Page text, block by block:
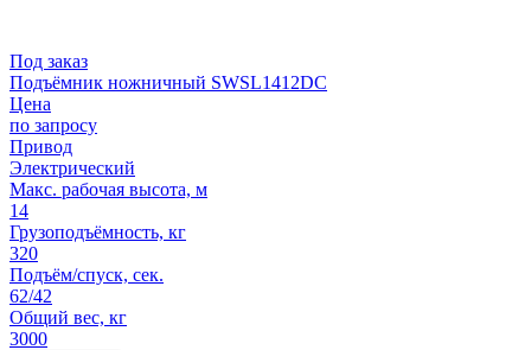
Под заказ
Подъёмник ножничный SWSL1412DC
Цена
по запросу
Привод
Электрический
Макс. рабочая высота, м
14
Грузоподъёмность, кг
320
Подъём/спуск, сек.
62/42
Общий вес, кг
3000